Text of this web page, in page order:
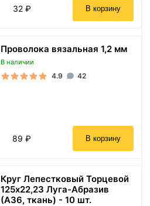
32 ₽ В корзину
Проволока вязальная 1,2 мм
В наличии
4.9 42
89 ₽ В корзину
Круг Лепестковый Торцевой
125х22,23 Луга-Абразив
(А36, ткань) - 10 шт.